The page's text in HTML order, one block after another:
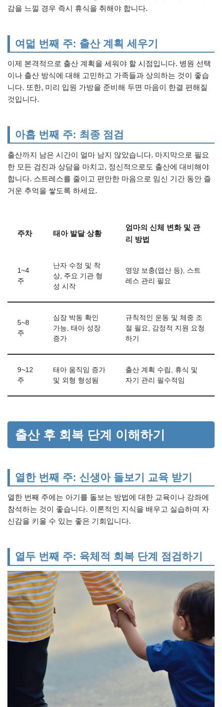
감을 느낄 경우 즉시 휴식을 취해야 합니다.
여덟 번째 주: 출산 계획 세우기
이제 본격적으로 출산 계획을 세워야 할 시점입니다. 병원 선택
이나 출산 방식에 대해 고민하고 가족들과 상의하는 것이 좋습
니다. 또한, 미리 입원 가방을 준비해 두면 마음이 한결 편해질
것입니다.
아홉 번째 주: 최종 점검
출산까지 남은 시간이 얼마 남지 않았습니다. 마지막으로 필요
한 모든 검진과 상담을 마치고, 정신적으로도 출산에 대비해야
합니다. 스트레스를 줄이고 편안한 마음으로 임신 기간 동안 즐
거운 추억을 쌓도록 하세요.
주차 태아 발달 상황
엄마의 신체 변화 및 관
리 방법
1~4
주
난자 수정 및 착
상, 주요 기관 형
성 시작
영양 보충(엽산 등), 스트
레스 관리 필요
5~8
주
심장 박동 확인
가능, 태아 성장
증가
규칙적인 운동 및 체중 조
절 필요, 감정적 지원 요청
하기
9~12
주
태아 움직임 증가
및 외형 형성됨
출산 계획 수립, 휴식 및
자기 관리 필수적임
출산 후 회복 단계 이해하기
열한 번째 주: 신생아 돌보기 교육 받기
열한 번째 주에는 아기를 돌보는 방법에 대한 교육이나 강좌에
참석하는 것이 좋습니다. 이론적인 지식을 배우고 실습하며 자
신감을 키울 수 있는 좋은 기회입니다.
열두 번째 주: 육체적 회복 단계 점검하기